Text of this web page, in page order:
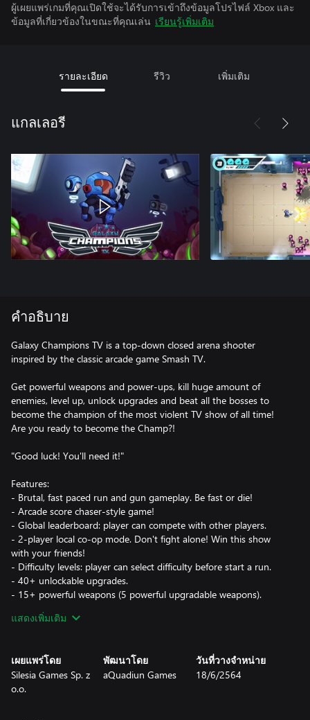
ผู้เผยแพร่เกมที่คุณเปิดใช้จะได้รับการเข้าถึงข้อมูลโปรไฟล์ Xbox และ
ข้อมูลที่เกี่ยวข้องในขณะที่คุณเล่น เรียนรู้เพิ่มเติม
รายละเอียด รีวิว เพิ่มเติม
แกลเลอรี
คำอธิบาย
Galaxy Champions TV is a top-down closed arena shooter
inspired by the classic arcade game Smash TV.
Get powerful weapons and power-ups, kill huge amount of
enemies, level up, unlock upgrades and beat all the bosses to
become the champion of the most violent TV show of all time!
Are you ready to become the Champ?!
"Good luck! You'll need it!"
Features:
- Brutal, fast paced run and gun gameplay. Be fast or die!
- Arcade score chaser-style game!
- Global leaderboard: player can compete with other players.
- 2-player local co-op mode. Don't fight alone! Win this show
with your friends!
- Difficulty levels: player can select difficulty before start a run.
- 40+ unlockable upgrades.
- 15+ powerful weapons (5 powerful upgradable weapons).
- 15+ various enemies.
แสดงเพิ่มเติม
เผยแพร่โดย
Silesia Games Sp. z
o.o.
พัฒนาโดย
aQuadiun Games
วันที่วางจำหน่าย
18/6/2564